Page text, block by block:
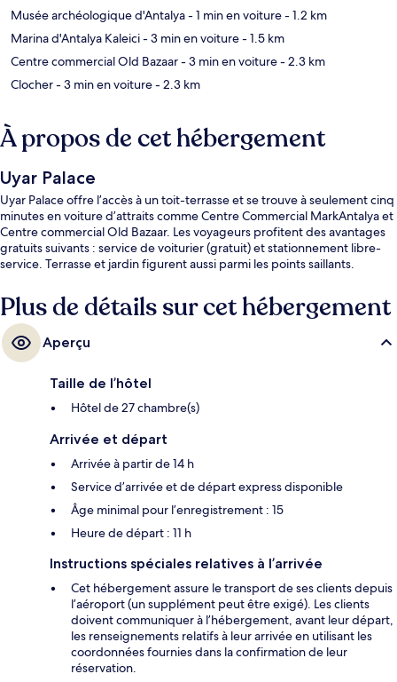
Musée archéologique d'Antalya- 1 min en voiture- 1.2 km
Marina d'Antalya Kaleici- 3 min en voiture- 1.5 km
Centre commercial Old Bazaar- 3 min en voiture- 2.3 km
Clocher- 3 min en voiture- 2.3 km
À propos de cet hébergement
Uyar Palace
Uyar Palace offre l’accès à un toit-terrasse et se trouve à seulement cinq
minutes en voiture d’attraits comme Centre Commercial MarkAntalya et
Centre commercial Old Bazaar. Les voyageurs profitent des avantages
gratuits suivants : service de voiturier (gratuit) et stationnement libre-
service. Terrasse et jardin figurent aussi parmi les points saillants.
Plus de détails sur cet hébergement
Aperçu
Taille de l’hôtel
Hôtel de 27 chambre(s)
Arrivée et départ
Arrivée à partir de 14 h
Service d’arrivée et de départ express disponible
Âge minimal pour l’enregistrement : 15
Heure de départ : 11 h
Instructions spéciales relatives à l’arrivée
Cet hébergement assure le transport de ses clients depuis
l’aéroport (un supplément peut être exigé). Les clients
doivent communiquer à l’hébergement, avant leur départ,
les renseignements relatifs à leur arrivée en utilisant les
coordonnées fournies dans la confirmation de leur
réservation.